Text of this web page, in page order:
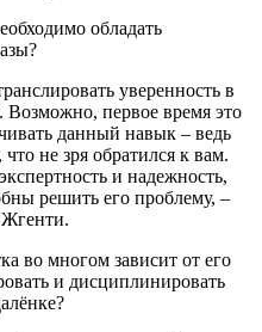
обладать
уверенность в
Возможно, первое время это
данный навык – ведь
не зря обратился к вам.
и надежность,
решить его проблему, –
Жгенти.
во многом зависит от его
и дисциплинировать